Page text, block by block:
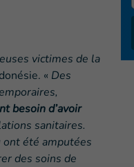
victimes de la
« Des
besoin d’avoir
sanitaires.
été amputées
des soins de